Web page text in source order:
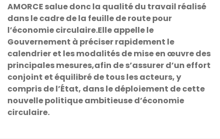
AMORCE salue donc la qualité du travail réalisé
dans le cadre de la feuille de route pour
l’économie circulaire.Elle appelle le
Gouvernement à préciser rapidement le
calendrier et les modalités de mise en œuvre des
principales mesures,afin de s’assurer d’un effort
conjoint et équilibré de tous les acteurs, y
compris de l’État, dans le déploiement de cette
nouvelle politique ambitieuse d’économie
circulaire.